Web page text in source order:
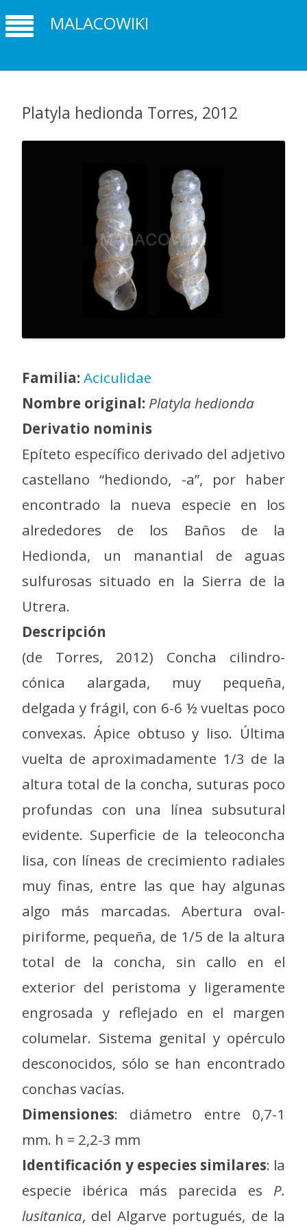
MALACOWIKI
Platyla hedionda Torres, 2012
Familia: Aciculidae
Nombre original: Platyla hedionda
Derivatio nominis
Epíteto específico derivado del adjetivo
castellano “hediondo, -a”, por haber
encontrado la nueva especie en los
alrededores de los Baños de la
Hedionda, un manantial de aguas
sulfurosas situado en la Sierra de la
Utrera.
Descripción
(de Torres, 2012) Concha cilindro-
cónica alargada, muy pequeña,
delgada y frágil, con 6-6 ½ vueltas poco
convexas. Ápice obtuso y liso. Última
vuelta de aproximadamente 1/3 de la
altura total de la concha, suturas poco
profundas con una línea subsutural
evidente. Superficie de la teleoconcha
lisa, con líneas de crecimiento radiales
muy finas, entre las que hay algunas
algo más marcadas. Abertura oval-
piriforme, pequeña, de 1/5 de la altura
total de la concha, sin callo en el
exterior del peristoma y ligeramente
engrosada y reflejado en el margen
columelar. Sistema genital y opérculo
desconocidos, sólo se han encontrado
conchas vacías.
Dimensiones: diámetro entre 0,7-1
mm. h = 2,2-3 mm
Identificación y especies similares: la
especie ibérica más parecida es P.
lusitanica, del Algarve portugués, de la